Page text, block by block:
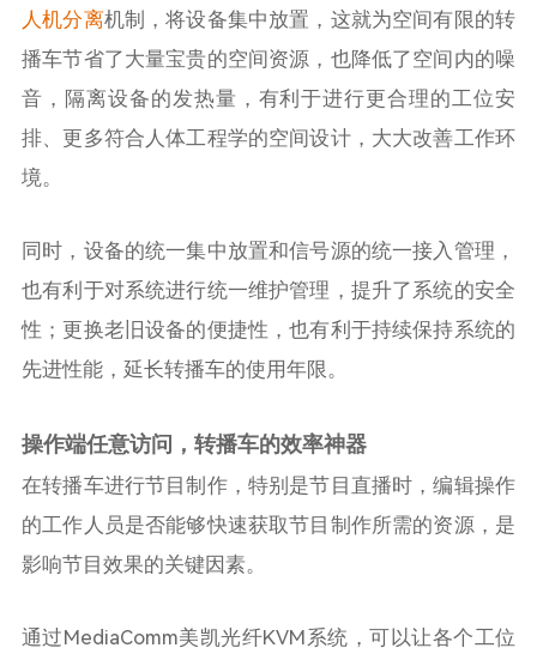
人机分离机制，将设备集中放置，这就为空间有限的转
播车节省了大量宝贵的空间资源，也降低了空间内的噪
音，隔离设备的发热量，有利于进行更合理的工位安
排、更多符合人体工程学的空间设计，大大改善工作环
境。
同时，设备的统一集中放置和信号源的统一接入管理，
也有利于对系统进行统一维护管理，提升了系统的安全
性；更换老旧设备的便捷性，也有利于持续保持系统的
先进性能，延长转播车的使用年限。
操作端任意访问，转播车的效率神器
在转播车进行节目制作，特别是节目直播时，编辑操作
的工作人员是否能够快速获取节目制作所需的资源，是
影响节目效果的关键因素。
通过MediaComm美凯光纤KVM系统，可以让各个工位